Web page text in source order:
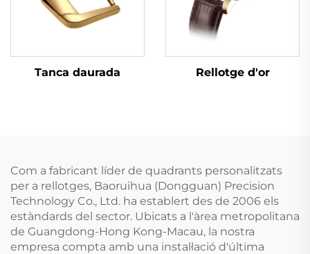
Tanca daurada Rellotge d'or
Com a fabricant líder de quadrants personalitzats
per a rellotges, Baoruihua (Dongguan) Precision
Technology Co., Ltd. ha establert des de 2006 els
estàndards del sector. Ubicats a l'àrea metropolitana
de Guangdong-Hong Kong-Macau, la nostra
empresa compta amb una instal·lació d'última